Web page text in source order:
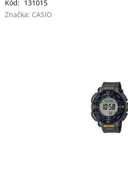
Tiskárny
Kód: 131015
Značka: CASIO